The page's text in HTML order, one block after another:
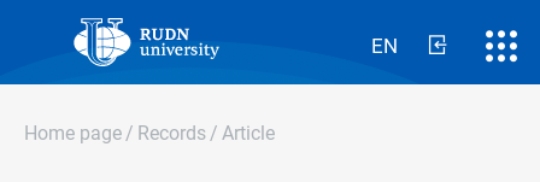
EN
Home page / Records / Article